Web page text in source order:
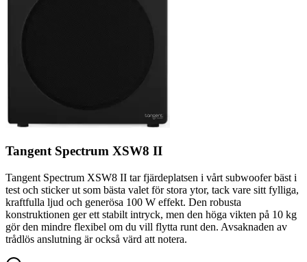
Tangent Spectrum XSW8 II
Tangent Spectrum XSW8 II tar fjärdeplatsen i vårt subwoofer bäst i
test och sticker ut som bästa valet för stora ytor, tack vare sitt fylliga,
kraftfulla ljud och generösa 100 W effekt. Den robusta
konstruktionen ger ett stabilt intryck, men den höga vikten på 10 kg
gör den mindre flexibel om du vill flytta runt den. Avsaknaden av
trådlös anslutning är också värd att notera.